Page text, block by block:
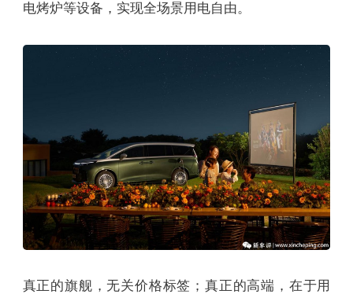
电烤炉等设备，实现全场景用电自由。
真正的旗舰，无关价格标签；真正的高端，在于用